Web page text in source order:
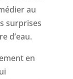
au
surprises
d’eau.
en